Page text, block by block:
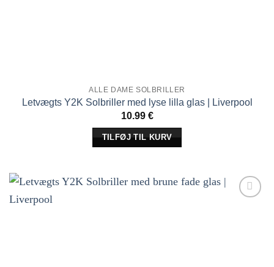
ALLE DAME SOLBRILLER
Letvægts Y2K Solbriller med lyse lilla glas | Liverpool
10.99 €
TILFØJ TIL KURV